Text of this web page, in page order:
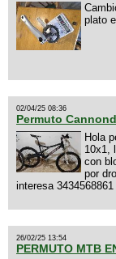
plato
02/04/25 08:36
Permuto
Hola
10x1,
con
por
interesa
26/02/25 13:54
PERMUTO MTB